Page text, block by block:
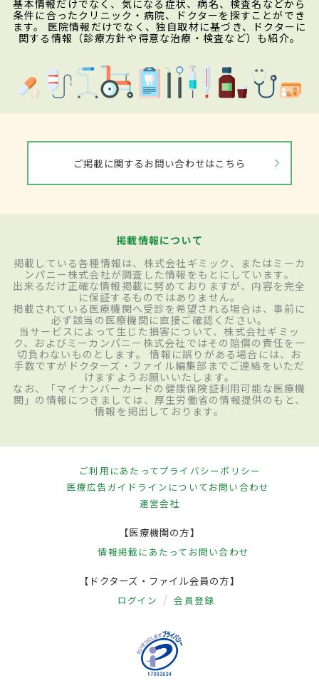
基本情報だけでなく、気になる症状、病名、検査名などから
条件に合ったクリニック・病院、ドクターを探すことができ
ます。 医院情報だけでなく、独自取材に基づき、ドクターに
関する情報（診療方針や得意な治療・検査など）も紹介。
ご掲載に関するお問い合わせはこちら
掲載情報について
掲載している各種情報は、株式会社ギミック、またはミーカ
ンパニー株式会社が調査した情報をもとにしています。
出来るだけ正確な情報掲載に努めておりますが、内容を完全
に保証するものではありません。
掲載されている医療機関へ受診を希望される場合は、事前に
必ず該当の医療機関に直接ご確認ください。
当サービスによって生じた損害について、株式会社ギミッ
ク、およびミーカンパニー株式会社ではその賠償の責任を一
切負わないものとします。 情報に誤りがある場合には、お
手数ですがドクターズ・ファイル編集部までご連絡をいただ
けますようお願いいたします。
なお、「マイナンバーカードの健康保険証利用可能な医療機
関」の情報につきましては、厚生労働省の情報提供のもと、
情報を掲出しております。
ご利用にあたってプライバシーポリシー
医療広告ガイドラインについてお問い合わせ
運営会社
【医療機関の方】
情報掲載にあたって お問い合わせ
【ドクターズ・ファイル会員の方】
ログイン 会員登録